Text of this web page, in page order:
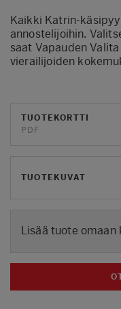
Kaikki Katrin-
annostelijoihin.
saat Vapauden
vierailijoiden
TUOTEKORTTI
PDF
TUOTEKUVAT
Lisää tuote omaan